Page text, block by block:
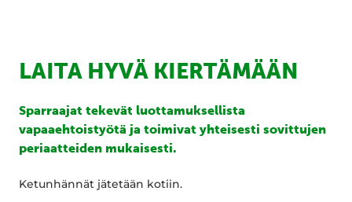
LAITA HYVÄ KIERTÄMÄÄN
Sparraajat tekevät luottamuksellista
vapaaehtoistyötä ja toimivat yhteisesti sovittujen
periaatteiden mukaisesti.
Ketunhännät jätetään kotiin.